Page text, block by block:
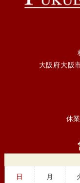
大阪府大阪
休
日
月